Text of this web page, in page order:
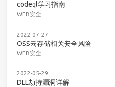
codeql学习指南
WEB安全
2022-07-27
OSS云存储相关安全风险
WEB安全
2022-05-29
DLL劫持漏洞详解